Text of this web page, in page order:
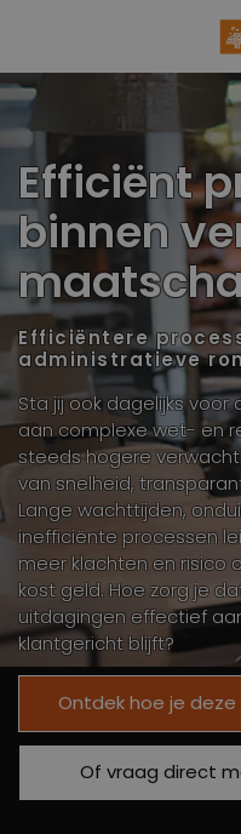
Efficiënt
binnen
Efficiëntere
administratieve
Sta jij ook dagelijks
aan complexe wet- en
steeds hogere
van snelheid,
Lange wachttijden,
inefficiënte processen
meer klachten en risico
kost geld. Hoe zorg je
uitdagingen effectief
klantgericht blijft?
Ontdek hoe je
Of vraag direct